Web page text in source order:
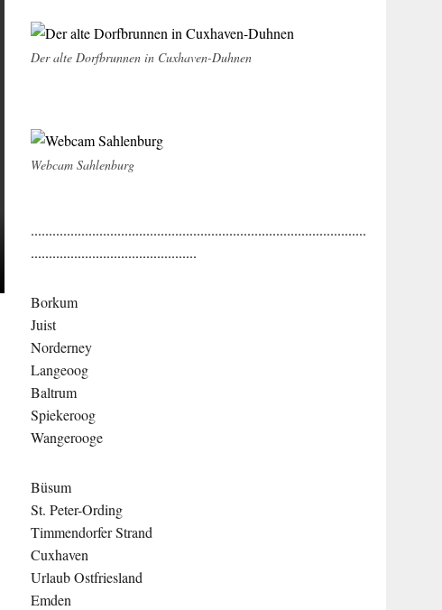
Der alte Dorfbrunnen in Cuxhaven-Duhnen
Webcam Sahlenburg
.............................................................................................
..............................................
Borkum
Juist
Norderney
Langeoog
Baltrum
Spiekeroog
Wangerooge
Büsum
St. Peter-Ording
Timmendorfer Strand
Cuxhaven
Urlaub Ostfriesland
Emden